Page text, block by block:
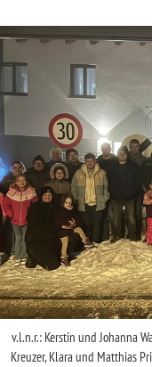
v.l.n.r.: Kerstin und Johanna
Kreuzer, Klara und Matthias